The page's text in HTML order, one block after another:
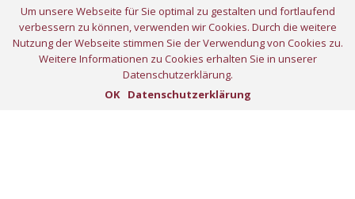
Um unsere Webseite für Sie optimal zu gestalten und fortlaufend
verbessern zu können, verwenden wir Cookies. Durch die weitere
Nutzung der Webseite stimmen Sie der Verwendung von Cookies zu.
Weitere Informationen zu Cookies erhalten Sie in unserer
Datenschutzerklärung.
OK
Datenschutzerklärung